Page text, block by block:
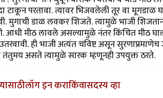
टाकून परतावा. त्यावर भिजवलेली तूर वा
मुगाची डाळ लवकर शिजते. त्यामुळे भाजी
आधी मीठ लावले असल्यामुळे नंतर किंचित मीठ
ही भाजी अत्यंत चविष्ट असून
तंतुमय असते त्यामुळे सारक म्हणूनही उपयुक्त ठरते.
लॉग इन कराकिंवासदस्य व्हा